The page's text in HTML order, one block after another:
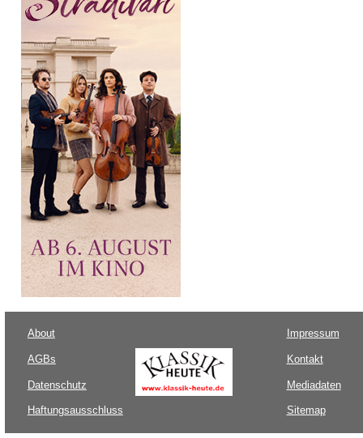
About
AGBs
Datenschutz
Haftungsausschluss
Impressum
Kontakt
Mediadaten
Sitemap